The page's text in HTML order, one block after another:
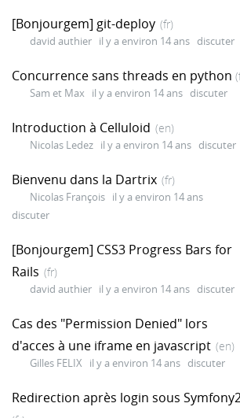
[Bonjourgem] git-deploy (fr)
david authier il y a environ 14 ans discuter
Concurrence sans threads en python
Sam et Max il y a environ 14 ans discuter
Introduction à Celluloid (en)
Nicolas Ledez il y a environ 14 ans discuter
Bienvenu dans la Dartrix (fr)
Nicolas François il y a environ 14 ans
discuter
[Bonjourgem] CSS3 Progress Bars for
Rails (fr)
david authier il y a environ 14 ans discuter
Cas des "Permission Denied" lors
d'acces à une iframe en javascript (en)
Gilles FELIX il y a environ 14 ans discuter
Redirection après login sous